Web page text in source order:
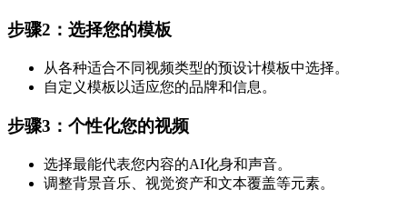
步骤2：选择您的模板
从各种适合不同视频类型的预设计模板中选择。
自定义模板以适应您的品牌和信息。
步骤3：个性化您的视频
选择最能代表您内容的AI化身和声音。
调整背景音乐、视觉资产和文本覆盖等元素。